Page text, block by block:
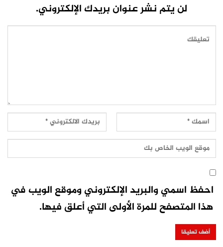
لن يتم نشر عنوان بريدك الإلكتروني.
احفظ اسمي والبريد الإلكتروني وموقع الويب في
هذا المتصفح للمرة الأولى التي أعلق فيها.